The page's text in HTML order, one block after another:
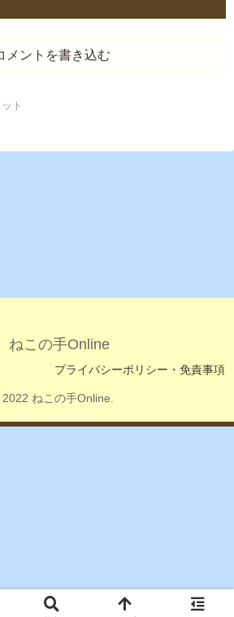
メントを書き込む
ト
ねこの手Online
プライバシーポリシー・免責事項
ねこの手Online.